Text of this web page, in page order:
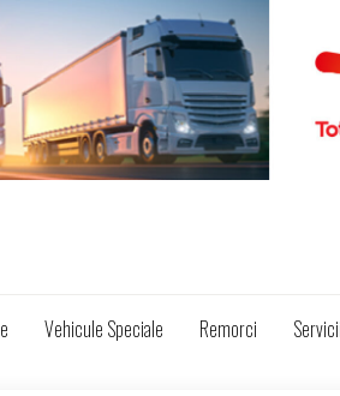
Vehicule Speciale Remorci Servicii